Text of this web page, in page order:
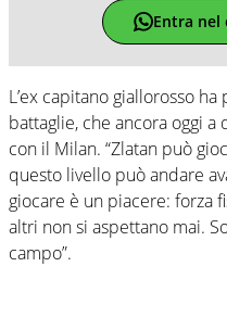
Entra nel
L’ex capitano giallorosso
battaglie, che ancora oggi
con il Milan. “Zlatan può
questo livello può andare
giocare è un piacere: forza
altri non si aspettano mai.
campo”.